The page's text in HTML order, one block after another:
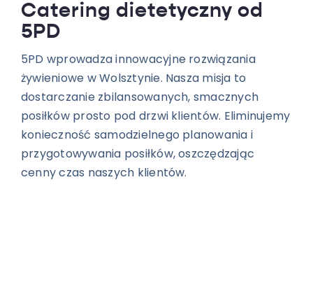
Catering dietetyczny od
5PD
5PD wprowadza innowacyjne rozwiązania
żywieniowe w Wolsztynie. Nasza misja to
dostarczanie zbilansowanych, smacznych
posiłków prosto pod drzwi klientów. Eliminujemy
konieczność samodzielnego planowania i
przygotowywania posiłków, oszczędzając
cenny czas naszych klientów.